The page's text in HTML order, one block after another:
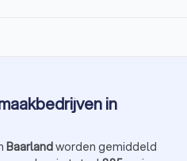
in
Baarlandworden gemiddeld